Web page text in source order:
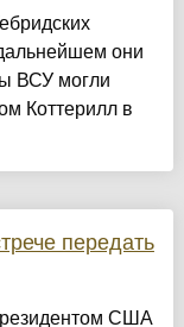
они
ВСУ могли
Коттерилл в
передать
США